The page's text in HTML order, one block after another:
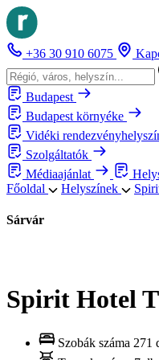
+36 30 910 6075
Budapest
Budapest környéke
Vidéki
Szolgáltatók
Médiaajánlat
Főoldal
Helyszínek
Sárvár
Spirit Hotel
Szobák száma 271